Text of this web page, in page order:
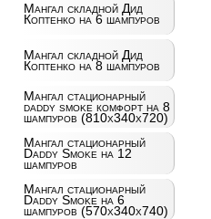
Мангал складной Дид
Коптенко на 6 шампуров
Мангал складной Дид
Коптенко на 8 шампуров
Мангал стационарный
daddy smoke комфорт на 8
шампуров (810х340х720)
Мангал стационарный
Daddy Smoke на 12
шампуров
Мангал стационарный
Daddy Smoke на 6
шампуров (570х340х740)